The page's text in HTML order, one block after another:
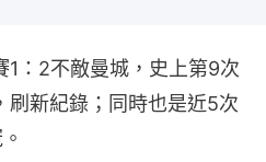
1：2不敵曼城，史上第9次
刷新紀錄；同時也是近5次